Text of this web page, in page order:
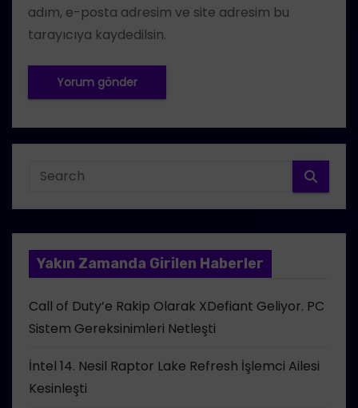
adım, e-posta adresim ve site adresim bu
tarayıcıya kaydedilsin.
Yakın Zamanda Girilen Haberler
Call of Duty’e Rakip Olarak XDefiant Geliyor. PC
Sistem Gereksinimleri Netleşti
İntel 14. Nesil Raptor Lake Refresh İşlemci Ailesi
Kesinleşti